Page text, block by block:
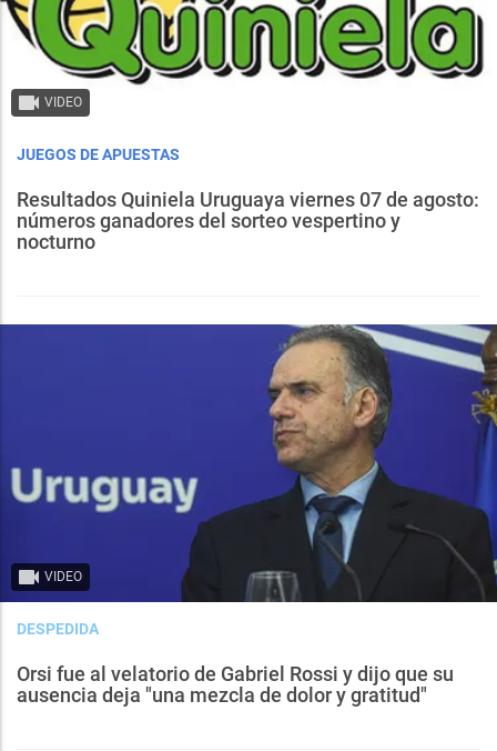
VIDEO
JUEGOS DE APUESTAS
Resultados Quiniela Uruguaya viernes 07 de agosto:
números ganadores del sorteo vespertino y
nocturno
VIDEO
DESPEDIDA
Orsi fue al velatorio de Gabriel Rossi y dijo que su
ausencia deja "una mezcla de dolor y gratitud"